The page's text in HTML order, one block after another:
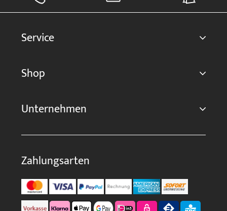
Service
Shop
Unternehmen
Zahlungsarten